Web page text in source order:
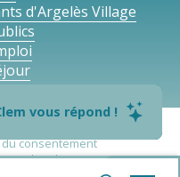
vous répond !
d'Argelès Village
consentement
Plan du site